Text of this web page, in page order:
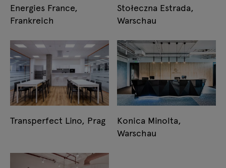
Energies France,
Frankreich
Stołeczna Estrada,
Warschau
Transperfect Lino, Prag
Konica Minolta,
Warschau